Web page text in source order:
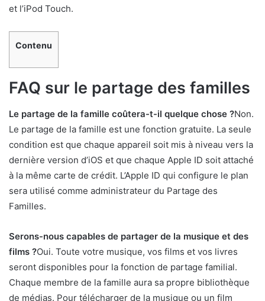
et l’iPod Touch.
Contenu
FAQ sur le partage des familles
Le partage de la famille coûtera-t-il quelque chose ?Non.
Le partage de la famille est une fonction gratuite. La seule
condition est que chaque appareil soit mis à niveau vers la
dernière version d’iOS et que chaque Apple ID soit attaché
à la même carte de crédit. L’Apple ID qui configure le plan
sera utilisé comme administrateur du Partage des
Familles.
Serons-nous capables de partager de la musique et des
films ?Oui. Toute votre musique, vos films et vos livres
seront disponibles pour la fonction de partage familial.
Chaque membre de la famille aura sa propre bibliothèque
de médias. Pour télécharger de la musique ou un film